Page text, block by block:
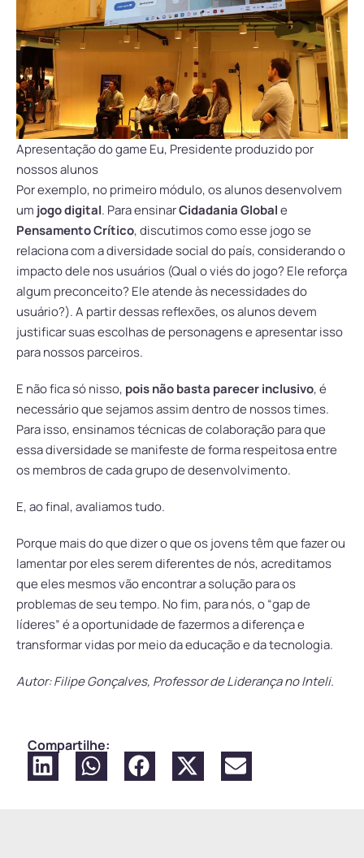
Apresentação do game Eu, Presidente produzido por
nossos alunos
Por exemplo, no primeiro módulo, os alunos desenvolvem
um jogo digital. Para ensinarCidadania Globale
Pensamento Crítico, discutimos como esse jogo se
relaciona com a diversidade social do país, considerando o
impacto dele nos usuários (Qual o viés do jogo? Ele reforça
algum preconceito? Ele atende às necessidades do
usuário?). A partir dessas reflexões, os alunos devem
justificar suas escolhas de personagens e apresentar isso
para nossos parceiros.
E não fica só nisso, pois não basta parecer inclusivo, é
necessário que sejamos assim dentro de nossos times.
Para isso, ensinamos técnicas de colaboração para que
essa diversidade se manifeste de forma respeitosa entre
os membros de cada grupo de desenvolvimento.
E, ao final, avaliamos tudo.
Porque mais do que dizer o que os jovens têm que fazer ou
lamentar por eles serem diferentes de nós, acreditamos
que eles mesmos vão encontrar a solução para os
problemas de seu tempo. No fim, para nós, o “gap de
líderes” é a oportunidade de fazermos a diferença e
transformar vidas por meio da educação e da tecnologia.
Autor: Filipe Gonçalves, Professor de Liderança no Inteli.
Compartilhe: